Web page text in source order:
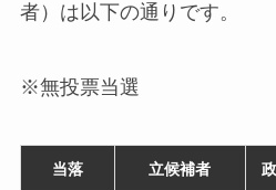
者）は以下の通りです。
※無投票当選
当落 立候補者